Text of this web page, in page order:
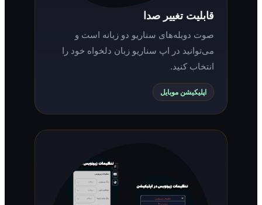
قابلیت تغییر صدا
صوت دوبله‌های سناریو دو زبانه است و
می‌توانید در اپ سناریو زبان دلخواه خود را
انتخاب کنید.
اپلیکیشن موبایل